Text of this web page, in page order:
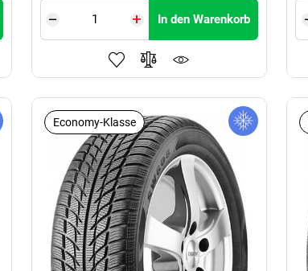
In den Warenkorb
Economy-Klasse